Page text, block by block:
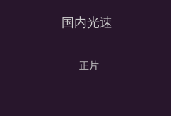
国内光速
正片